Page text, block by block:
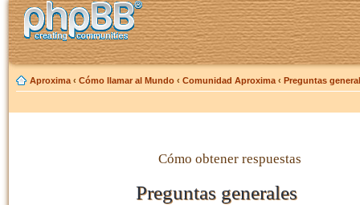
Aproxima ‹ Cómo llamar al Mundo ‹ Comunidad Aproxima ‹ Preguntas
Cómo obtener respuestas
Preguntas generales